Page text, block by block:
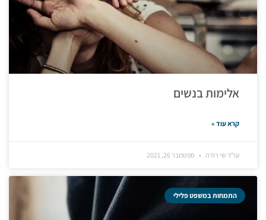
אלימות בנשים
קרא עוד »
עו"ד שי רודה ספטמבר 26, 2021
התמחות במשפט פלילי